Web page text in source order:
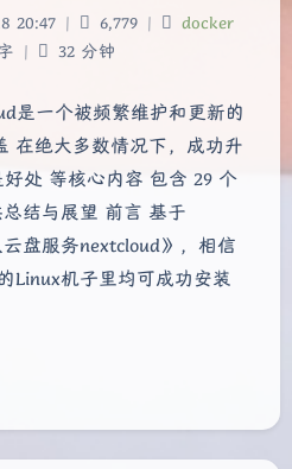
20:47 | 6,779 |
docker
| 32 分钟
是一个被频繁维护和更新的
在绝大多数情况下，成功升
处 等核心内容 包含 29 个
结与展望 前言 基于
盘服务nextcloud》，相信
Linux机子里均可成功安装